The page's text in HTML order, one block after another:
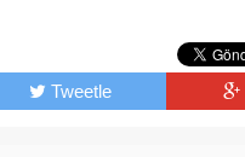
Tweetle